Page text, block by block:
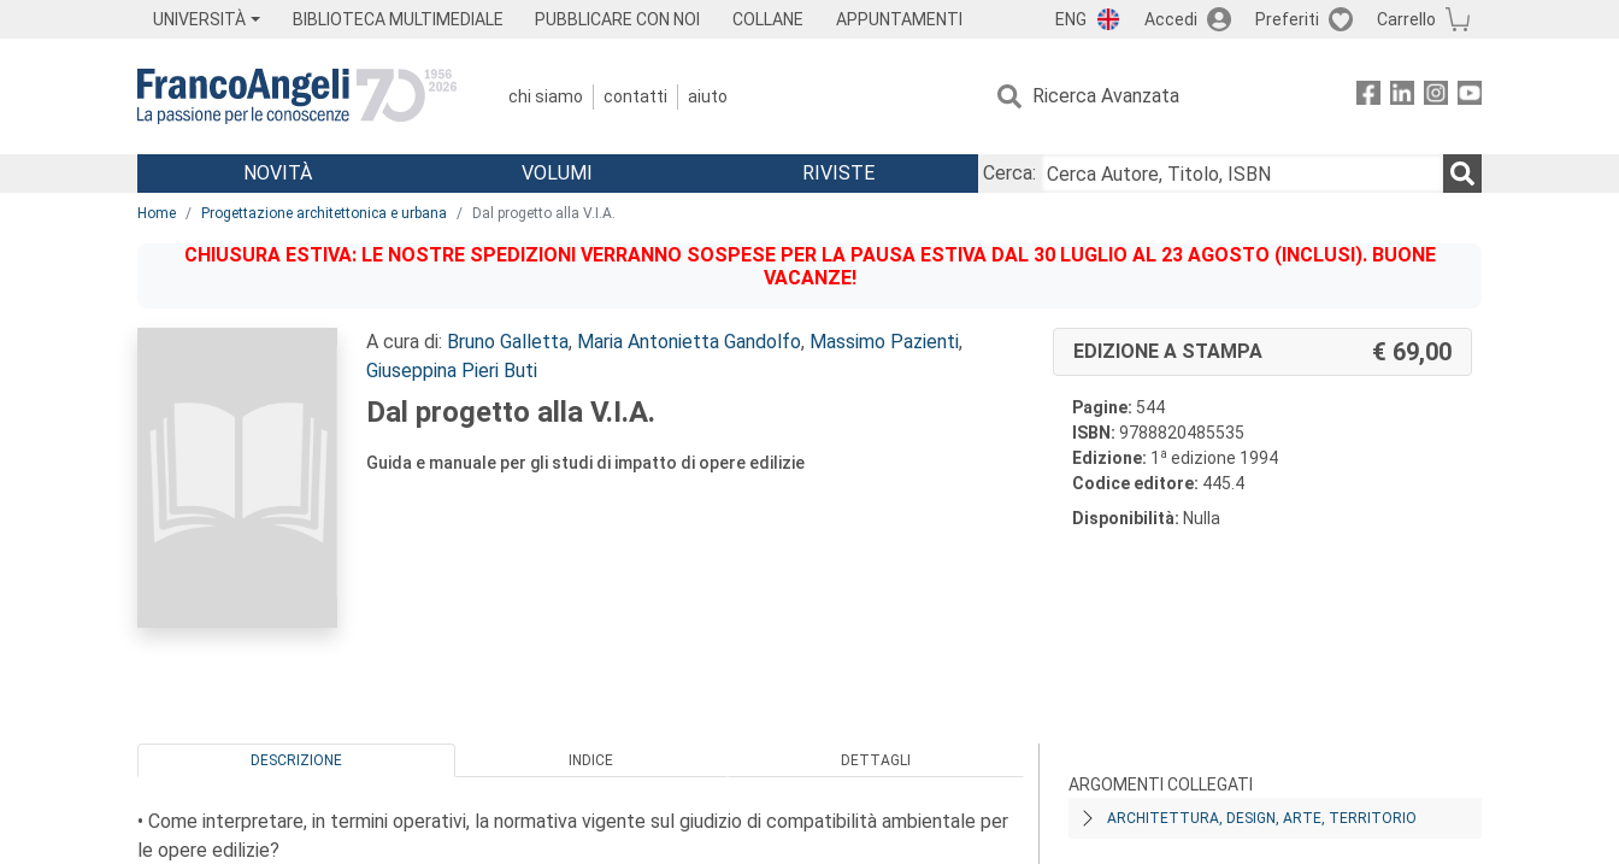
UNIVERSITÀ BIBLIOTECA MULTIMEDIALE PUBBLICARE CON NOI COLLANE APPUNTAMENTI ENG Accedi Preferiti Carrello
chi siamo contatti aiuto Ricerca Avanzata
Menu
NOVITÀ VOLUMI RIVISTE
Cerca:
Home Progettazione architettonica e urbana Dal progetto alla V.I.A.
CHIUSURA ESTIVA: LE NOSTRE SPEDIZIONI VERRANNO SOSPESE PER LA PAUSA ESTIVA DAL 30 LUGLIO AL 23 AGOSTO (INCLUSI). BUONE
VACANZE!
A cura di: Bruno Galletta, Maria Antonietta Gandolfo, Massimo Pazienti,
Giuseppina Pieri Buti
Dal progetto alla V.I.A.
Guida e manuale per gli studi di impatto di opere edilizie
EDIZIONE A STAMPA 69,00
Pagine: 544
ISBN: 9788820485535
Edizione: 1 a edizione 1994
Codice editore: 445.4
Disponibilità: Nulla
DESCRIZIONE INDICE DETTAGLI
• Come interpretare, in termini operativi, la normativa vigente sul giudizio di compatibilità ambientale per
le opere edilizie?
ARGOMENTI COLLEGATI
ARCHITETTURA, DESIGN, ARTE, TERRITORIO